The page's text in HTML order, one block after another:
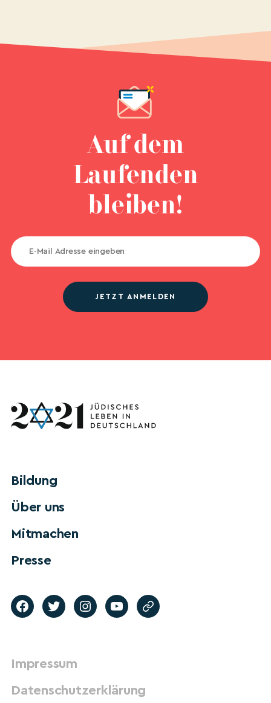
Auf dem
Laufenden
bleiben!
JETZT ANMELDEN
Bildung
Über uns
Mitmachen
Presse
Impressum
Datenschutzerklärung